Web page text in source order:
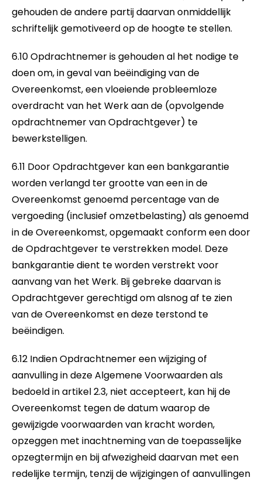
gehouden de andere partij daarvan onmiddellijk
schriftelijk gemotiveerd op de hoogte te stellen.
6.10 Opdrachtnemer is gehouden al het nodige te
doen om, in geval van beëindiging van de
Overeenkomst, een vloeiende probleemloze
overdracht van het Werk aan de (opvolgende
opdrachtnemer van Opdrachtgever) te
bewerkstelligen.
6.11 Door Opdrachtgever kan een bankgarantie
worden verlangd ter grootte van een in de
Overeenkomst genoemd percentage van de
vergoeding (inclusief omzetbelasting) als genoemd
in de Overeenkomst, opgemaakt conform een door
de Opdrachtgever te verstrekken model. Deze
bankgarantie dient te worden verstrekt voor
aanvang van het Werk. Bij gebreke daarvan is
Opdrachtgever gerechtigd om alsnog af te zien
van de Overeenkomst en deze terstond te
beëindigen.
6.12 Indien Opdrachtnemer een wijziging of
aanvulling in deze Algemene Voorwaarden als
bedoeld in artikel 2.3, niet accepteert, kan hij de
Overeenkomst tegen de datum waarop de
gewijzigde voorwaarden van kracht worden,
opzeggen met inachtneming van de toepasselijke
opzegtermijn en bij afwezigheid daarvan met een
redelijke termijn, tenzij de wijzigingen of aanvullingen